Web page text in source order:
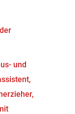
und